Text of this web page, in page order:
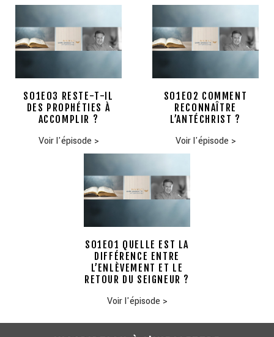
S01E03 RESTE-T-IL
DES PROPHÉTIES À
ACCOMPLIR ?
Voir l'épisode >
S01E02 COMMENT
RECONNAÎTRE
L’ANTÉCHRIST ?
Voir l'épisode >
S01E01 QUELLE EST LA
DIFFÉRENCE ENTRE
L’ENLÈVEMENT ET LE
RETOUR DU SEIGNEUR ?
Voir l'épisode >